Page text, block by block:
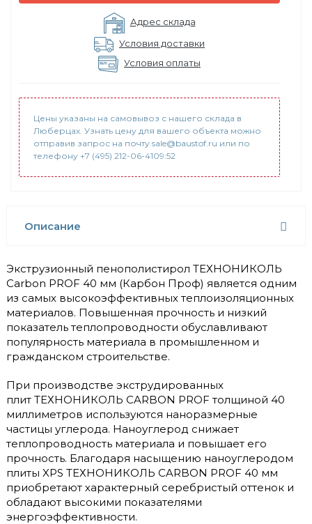
Адрес склада
Условия доставки
Условия оплаты
Цены указаны на самовывоз с нашего склада в
Люберцах. Узнать цену для вашего объекта можно
отправив запрос на почту sale@baustof.ru или по
телефону +7 (495) 212-06-4109:52
Описание
Экструзионный пенополистирол ТЕХНОНИКОЛЬ
Carbon PROF 40 мм (Карбон Проф) является одним
из самых высокоэффективных теплоизоляционных
материалов. Повышенная прочность и низкий
показатель теплопроводности обуславливают
популярность материала в промышленном и
гражданском строительстве.
При производстве экструдированных
плит ТЕХНОНИКОЛЬ CARBON PROF толщиной 40
миллиметров используются наноразмерные
частицы углерода. Наноуглерод снижает
теплопроводность материала и повышает его
прочность. Благодаря насыщению наноуглеродом
плиты XPS ТЕХНОНИКОЛЬ CARBON PROF 40 мм
приобретают характерный серебристый оттенок и
обладают высокими показателями
энергоэффективности.